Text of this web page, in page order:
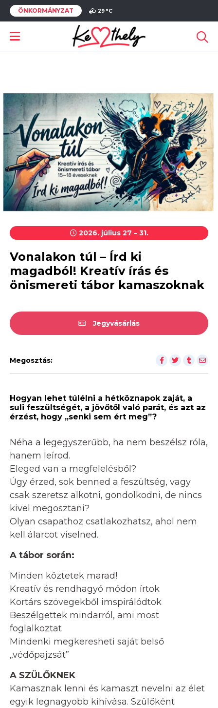
ÖNKORMÁNYZAT 29 °C
2026. július 27 – 31.
Vonalakon túl – Írd ki
magadból! Kreatív írás és
önismereti tábor kamaszoknak
Jegyvásárlás
Megosztás:
Hogyan lehet túlélni a hétköznapok zaját, a
suli feszültségét, a jövőtől való parát, és azt az
érzést, hogy „senki sem ért meg”?
Néha a legegyszerűbb, ha nem beszélsz róla,
hanem leírod.
Eleged van a megfelelésből?
Úgy érzed, sok benned a feszültség, vagy
csak szeretsz alkotni, gondolkodni, de nincs
kivel megosztani?
Olyan csapathoz csatlakozhatsz, ahol nem
kell álarcot viselned.
A tábor során:
Minden köztetek marad!
Kreatív és rendhagyó módon írtok
Kortárs szövegekből imspirálódtok
Beszélgettek mindarról, ami most
foglalkoztat
Mindenki megkeresheti saját belső
„védőpajzsát”
A SZÜLŐKNEK
Kamasznak lenni és kamaszt nevelni az élet
egyik legnagyobb kihívása. Szülőként